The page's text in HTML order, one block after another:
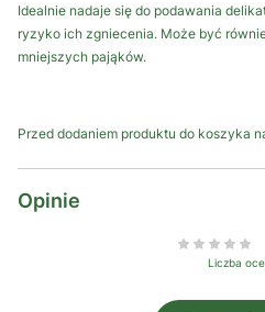
Idealnie nadaje się do podawania
ryzyko ich zgniecenia. Może być
mniejszych pająków.
Przed dodaniem produktu do koszyka
Opinie
Liczba